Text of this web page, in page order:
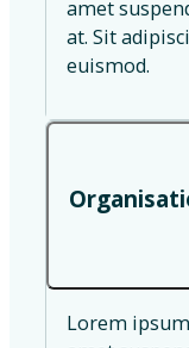
amet
at. Sit
euismod.
Lorem